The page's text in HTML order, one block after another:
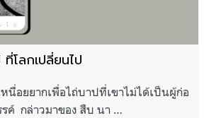
โลกเปลี่ยนไป
นื่อยยากเพื่อไถ่บาปที่เขาไม่ได้เป็นผู้ก่อ
รค์ กล่าวมาของ สืบ นา …